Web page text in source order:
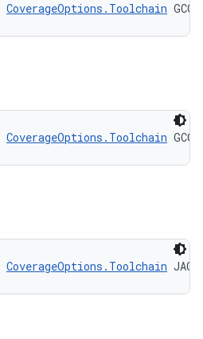
CoverageOptions.Toolchain GCOV
CoverageOptions.Toolchain
CoverageOptions.Toolchain